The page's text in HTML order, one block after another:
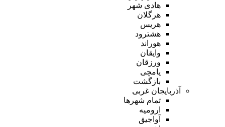
هادی شهر
هرگلان
هریس
هشترود
هوراند
وایقان
ورزقان
یامچی
بازگشت
آذربایجان غربی
تمام شهر‌ها
ارومیه
آواجیق